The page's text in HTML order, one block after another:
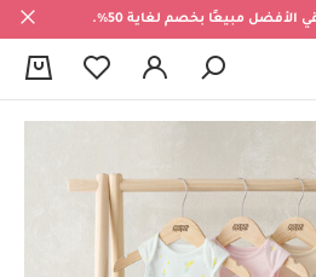
مبيعًا بخصم لغاية 50%.